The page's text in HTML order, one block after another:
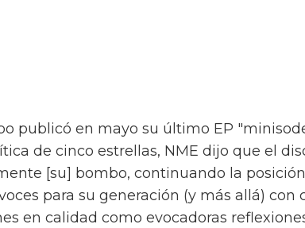
publicó en mayo su último EP
de cinco estrellas, NME dijo que el
[su] bombo, continuando la
para su generación (y más allá) con
en calidad como evocadoras